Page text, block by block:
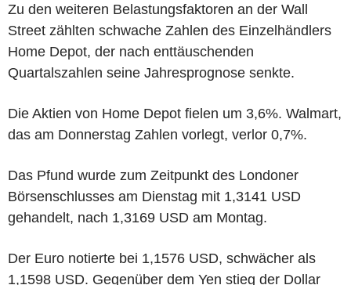
Zu den weiteren Belastungsfaktoren an der Wall
Street zählten schwache Zahlen des Einzelhändlers
Home Depot, der nach enttäuschenden
Quartalszahlen seine Jahresprognose senkte.
Die Aktien von Home Depot fielen um 3,6%. Walmart,
das am Donnerstag Zahlen vorlegt, verlor 0,7%.
Das Pfund wurde zum Zeitpunkt des Londoner
Börsenschlusses am Dienstag mit 1,3141 USD
gehandelt, nach 1,3169 USD am Montag.
Der Euro notierte bei 1,1576 USD, schwächer als
1,1598 USD. Gegenüber dem Yen stieg der Dollar